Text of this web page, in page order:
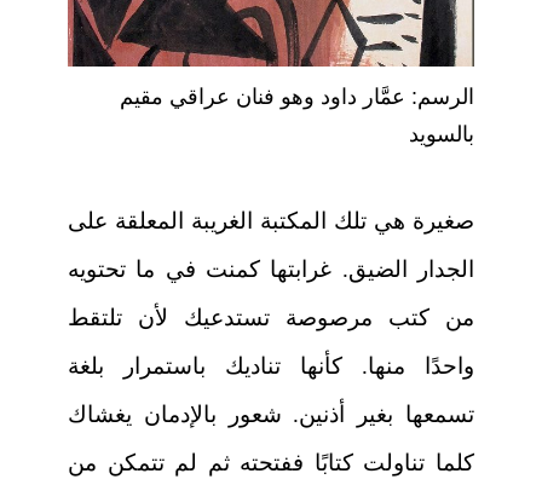
الرسم: عمَّار داود وهو فنان عراقي مقيم
بالسويد
صغيرة هي تلك المكتبة الغريبة المعلقة على
الجدار الضيق. غرابتها كمنت في ما تحتويه
من كتب مرصوصة تستدعيك لأن تلتقط
واحدًا منها. كأنها تناديك باستمرار بلغة
تسمعها بغير أذنين. شعور بالإدمان يغشاك
كلما تناولت كتابًا ففتحته ثم لم تتمكن من